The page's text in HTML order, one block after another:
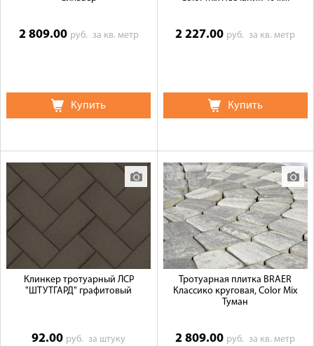
2 809.00 руб. за кв. метр
Купить
2 227.00 руб.за кв. метр
Купить
Клинкер тротуарный ЛСР
"ШТУТГАРД" графитовый
92.00 руб.за штуку
Тротуарная плитка BRAER
Классико круговая, Color Mix
Туман
2 809.00 руб.за кв. метр